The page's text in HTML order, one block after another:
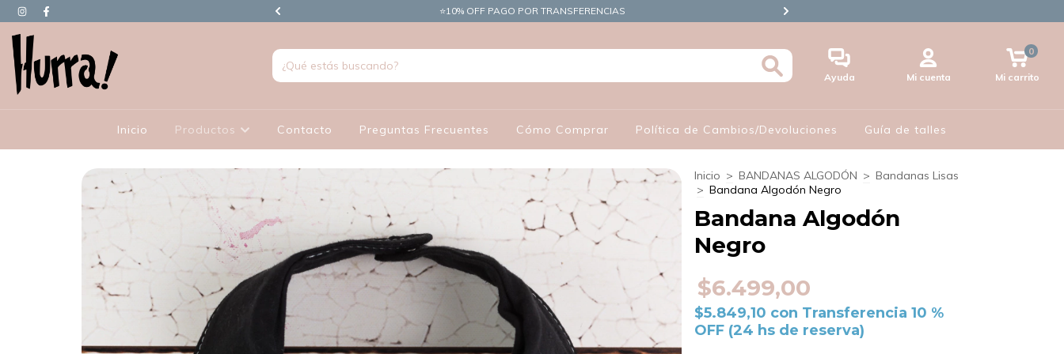
EN ADELANTE TIENEN REGALO ​⭐10% OFF PAGO POR TRANSFERENCIAS
Ayuda Mi cuenta Mi carrito
0
Inicio Productos Contacto Preguntas Frecuentes Cómo Comprar Política de Cambios/Devoluciones Guía de talles
Inicio > BANDANAS ALGODÓN > Bandanas Lisas
> Bandana Algodón Negro
Bandana Algodón
Negro
$6.499,00
$5.849,10 con Transferencia 10 %
OFF (24 hs de reserva)